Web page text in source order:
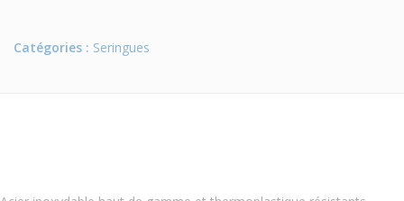
Catégories : Seringues